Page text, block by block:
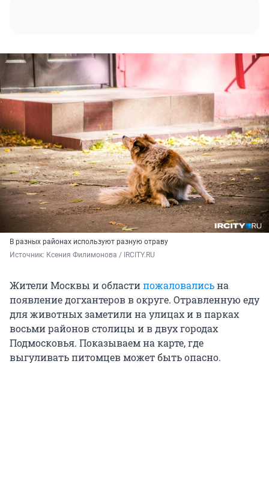
В разных районах используют разную отраву
Источник: Ксения Филимонова / IRCITY.RU
Жители Москвы и областипожаловалисьна
появление догхантеров в округе. Отравленную еду
для животных заметили на улицах и в парках
восьми районов столицы и в двух городах
Подмосковья. Показываем на карте, где
выгуливать питомцев может быть опасно.